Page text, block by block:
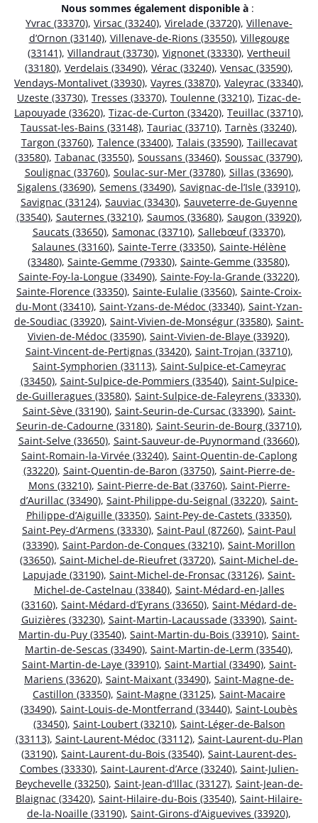
Nous sommes également disponible à :
Yvrac (33370), Virsac (33240), Virelade (33720), Villenave-
d’Ornon (33140), Villenave-de-Rions (33550), Villegouge
(33141), Villandraut (33730), Vignonet (33330), Vertheuil
(33180), Verdelais (33490), Vérac (33240), Vensac (33590),
Vendays-Montalivet (33930), Vayres (33870), Valeyrac (33340),
Uzeste (33730), Tresses (33370), Toulenne (33210), Tizac-de-
Lapouyade (33620), Tizac-de-Curton (33420), Teuillac (33710),
Taussat-les-Bains (33148), Tauriac (33710), Tarnès (33240),
Targon (33760), Talence (33400), Talais (33590), Taillecavat
(33580), Tabanac (33550), Soussans (33460), Soussac (33790),
Soulignac (33760), Soulac-sur-Mer (33780), Sillas (33690),
Sigalens (33690), Semens (33490), Savignac-de-l’Isle (33910),
Savignac (33124), Sauviac (33430), Sauveterre-de-Guyenne
(33540), Sauternes (33210), Saumos (33680), Saugon (33920),
Saucats (33650), Samonac (33710), Sallebœuf (33370),
Salaunes (33160), Sainte-Terre (33350), Sainte-Hélène
(33480), Sainte-Gemme (79330), Sainte-Gemme (33580),
Sainte-Foy-la-Longue (33490), Sainte-Foy-la-Grande (33220),
Sainte-Florence (33350), Sainte-Eulalie (33560), Sainte-Croix-
du-Mont (33410), Saint-Yzans-de-Médoc (33340), Saint-Yzan-
de-Soudiac (33920), Saint-Vivien-de-Monségur (33580), Saint-
Vivien-de-Médoc (33590), Saint-Vivien-de-Blaye (33920),
Saint-Vincent-de-Pertignas (33420), Saint-Trojan (33710),
Saint-Symphorien (33113), Saint-Sulpice-et-Cameyrac
(33450), Saint-Sulpice-de-Pommiers (33540), Saint-Sulpice-
de-Guilleragues (33580), Saint-Sulpice-de-Faleyrens (33330),
Saint-Sève (33190), Saint-Seurin-de-Cursac (33390), Saint-
Seurin-de-Cadourne (33180), Saint-Seurin-de-Bourg (33710),
Saint-Selve (33650), Saint-Sauveur-de-Puynormand (33660),
Saint-Romain-la-Virvée (33240), Saint-Quentin-de-Caplong
(33220), Saint-Quentin-de-Baron (33750), Saint-Pierre-de-
Mons (33210), Saint-Pierre-de-Bat (33760), Saint-Pierre-
d’Aurillac (33490), Saint-Philippe-du-Seignal (33220), Saint-
Philippe-d’Aiguille (33350), Saint-Pey-de-Castets (33350),
Saint-Pey-d’Armens (33330), Saint-Paul (87260), Saint-Paul
(33390), Saint-Pardon-de-Conques (33210), Saint-Morillon
(33650), Saint-Michel-de-Rieufret (33720), Saint-Michel-de-
Lapujade (33190), Saint-Michel-de-Fronsac (33126), Saint-
Michel-de-Castelnau (33840), Saint-Médard-en-Jalles
(33160), Saint-Médard-d’Eyrans (33650), Saint-Médard-de-
Guizières (33230), Saint-Martin-Lacaussade (33390), Saint-
Martin-du-Puy (33540), Saint-Martin-du-Bois (33910), Saint-
Martin-de-Sescas (33490), Saint-Martin-de-Lerm (33540),
Saint-Martin-de-Laye (33910), Saint-Martial (33490), Saint-
Mariens (33620), Saint-Maixant (33490), Saint-Magne-de-
Castillon (33350), Saint-Magne (33125), Saint-Macaire
(33490), Saint-Louis-de-Montferrand (33440), Saint-Loubès
(33450), Saint-Loubert (33210), Saint-Léger-de-Balson
(33113), Saint-Laurent-Médoc (33112), Saint-Laurent-du-Plan
(33190), Saint-Laurent-du-Bois (33540), Saint-Laurent-des-
Combes (33330), Saint-Laurent-d’Arce (33240), Saint-Julien-
Beychevelle (33250), Saint-Jean-d’Illac (33127), Saint-Jean-de-
Blaignac (33420), Saint-Hilaire-du-Bois (33540), Saint-Hilaire-
de-la-Noaille (33190), Saint-Girons-d’Aiguevives (33920),